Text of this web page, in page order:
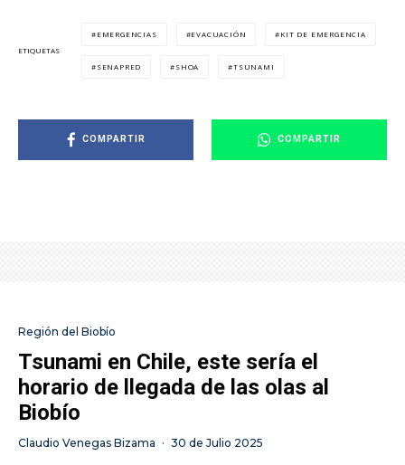
ETIQUETAS
EMERGENCIAS EVACUACIÓN KIT DE EMERGENCIA
SENAPRED SHOA TSUNAMI
COMPARTIR COMPARTIR
Región del Biobío
Tsunami en Chile, este sería el
horario de llegada de las olas al
Biobío
Claudio Venegas Bizama · 30 de Julio 2025